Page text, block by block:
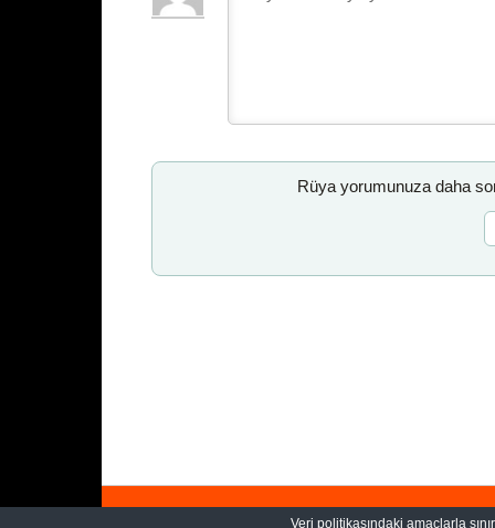
Rüya yorumunuza daha
Veri politikasındaki amaçlarla